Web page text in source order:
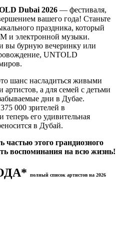
Dubai 2026 — фестиваля,
вашего года! Станьте
праздника, который
и электронной музыки.
вы бурную вечеринку или
UNTOLD
шанс насладиться живыми
а для семей с детьми
дни в Дубае.
000 зрителей в
его удивительная
в Дубай.
частью этого грандиозного
воспоминания на всю жизнь!
полный список артистов на 2026